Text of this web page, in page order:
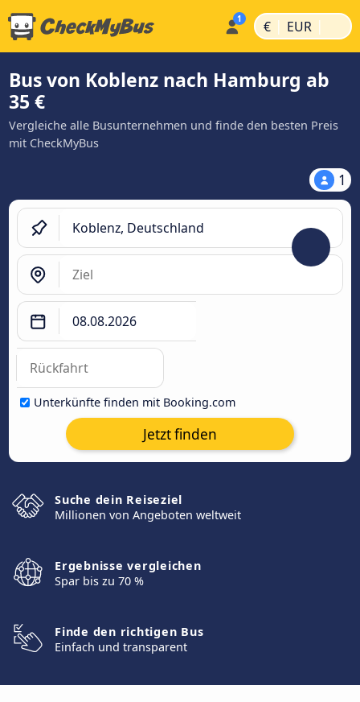
€ | EUR |
Bus von Koblenz nach Hamburg ab
35 €
Vergleiche alle Busunternehmen und finde den besten Preis
mit CheckMyBus
1
Unterkünfte finden mit Booking.com
Jetzt finden
Suche dein Reiseziel
Millionen von Angeboten weltweit
Ergebnisse vergleichen
Spar bis zu 70 %
Finde den richtigen Bus
Einfach und transparent